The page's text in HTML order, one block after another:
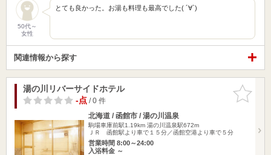
50代～
女性
とても良かった。お湯も料理も最高でした( ´∀`)
関連情報から探す
お気に入
りに追加
湯の川リバーサイドホテル
-点/ 0 件
北海道 / 函館市 / 湯の川温泉
駒場車庫前駅1.19km 湯の川温泉駅672m
ＪＲ 函館駅より車で１５分／函館空港より車で５分
営業時間 8:00～24:00
入浴料金 ～